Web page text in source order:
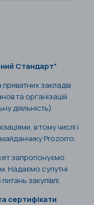
Стандарт”
закладів
та організацій
діяльність)
в тому числі і
Prozorro.
запропонуємо
Надаємо супутні
закупівлі.
сертифікати